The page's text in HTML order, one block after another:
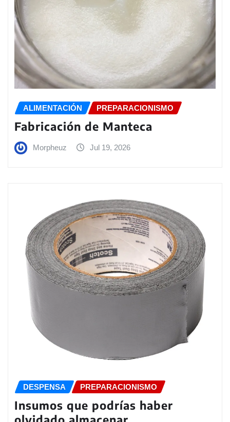
ALIMENTACIÓN PREPARACIONISMO
Fabricación de Manteca
Morpheuz Jul 19, 2026
DESPENSA PREPARACIONISMO
Insumos que podrías haber